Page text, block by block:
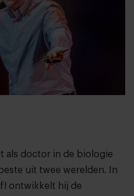
als doctor in de biologie
uit twee werelden. In
ontwikkelt hij de